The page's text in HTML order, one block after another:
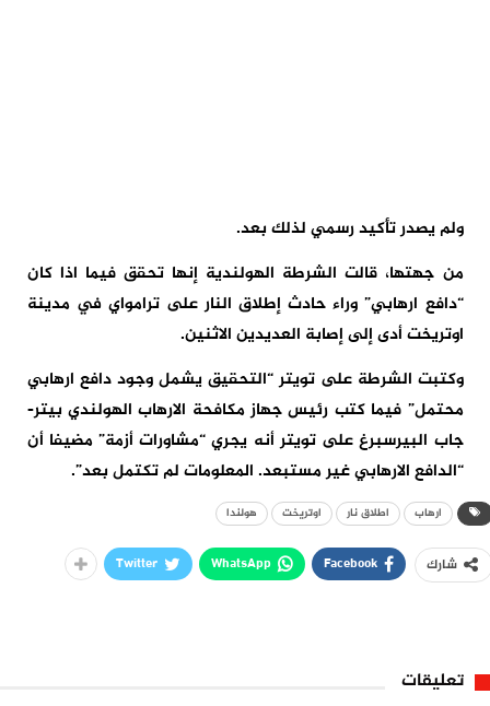
ولم يصدر تأكيد رسمي لذلك بعد.
من جهتها، قالت الشرطة الهولندية إنها تحقق فيما اذا كان
“دافع ارهابي” وراء حادث إطلاق النار على ترامواي في مدينة
اوتريخت أدى إلى إصابة العديدين الاثنين.
وكتبت الشرطة على تويتر “التحقيق يشمل وجود دافع ارهابي
محتمل” فيما كتب رئيس جهاز مكافحة الارهاب الهولندي بيتر-
جاب البيرسبرغ على تويتر أنه يجري “مشاورات أزمة” مضيفا أن
“الدافع الارهابي غير مستبعد. المعلومات لم تكتمل بعد”.
ارهاب اطلاق نار اوتريخت هولندا
شارك Facebook
WhatsApp
Twitter
تعليقات